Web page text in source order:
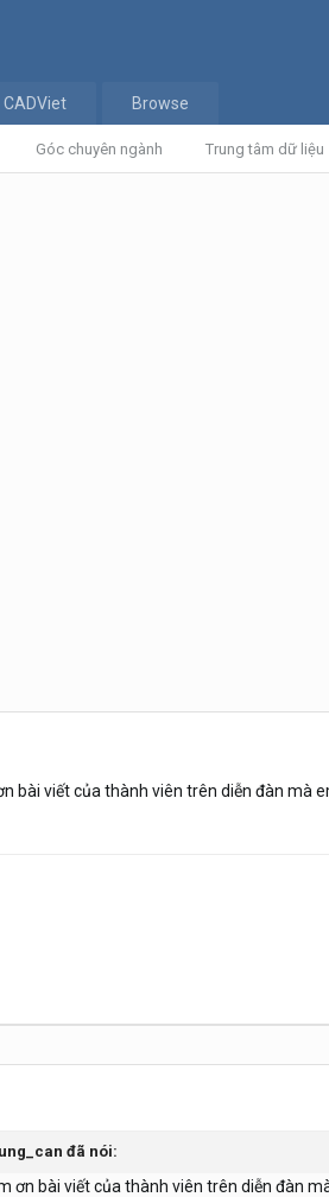
Góc chuyên ngành Trung tâm dữ liệu
Browse
bài viết của thành viên trên diễn đàn
đã nói:
ơn bài viết của thành viên trên diễn đàn